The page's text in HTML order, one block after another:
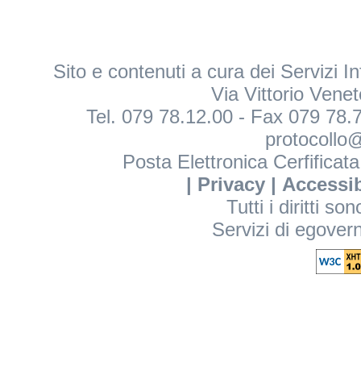
Sito e contenuti a cura dei Servizi
Via Vittorio
Tel. 079 78.12.00 - Fax 079
Posta Elettronica
| Privacy|
Tutti i diritti
Servizi di